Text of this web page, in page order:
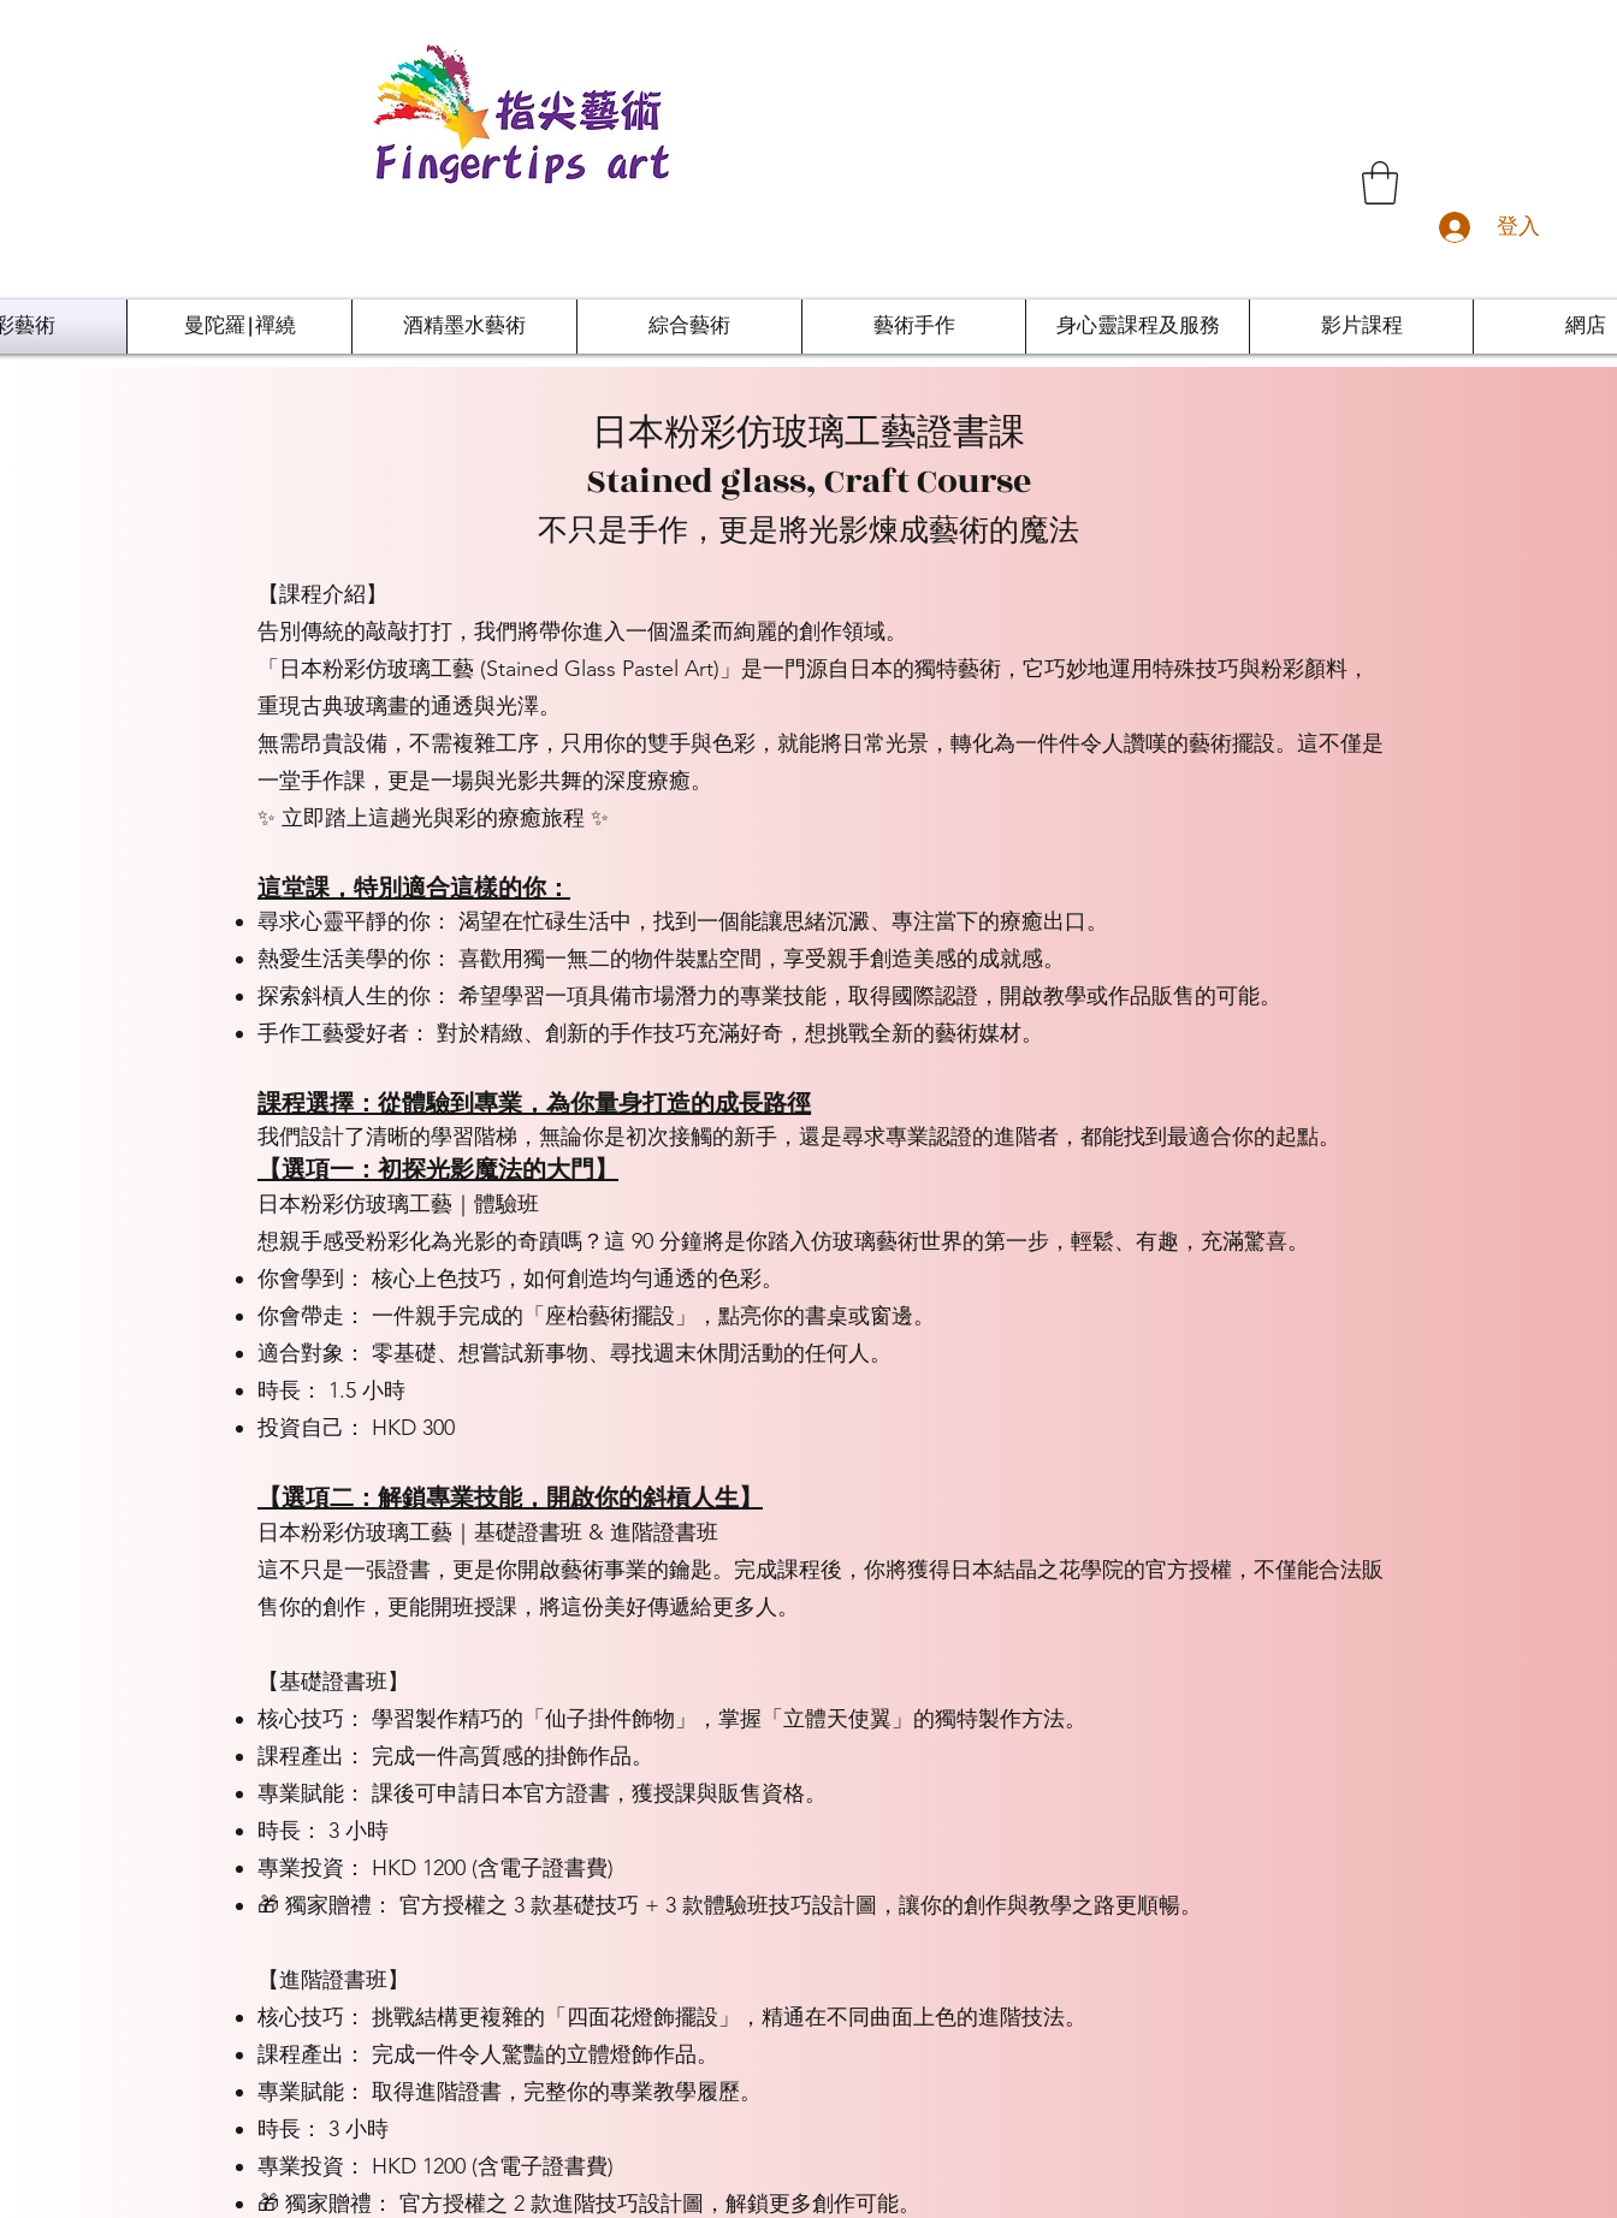
登入
藝術 曼陀羅|禪繞 酒精墨水藝術 綜合藝術 藝術手作 身心靈課程及服務 影片課程 網店
日本粉彩仿玻璃工藝證書課
Stained glass, Craft Course
不只是手作，更是將光影煉成藝術的魔法
【課程介紹】
告別傳統的敲敲打打，我們將帶你進入一個溫柔而絢麗的創作領域。
「日本粉彩仿玻璃工藝 (Stained Glass Pastel Art)」是一門源自日本的獨特藝術，它巧妙地運用特殊技巧與粉彩顏料，
重現古典玻璃畫的通透與光澤。
無需昂貴設備，不需複雜工序，只用你的雙手與色彩，就能將日常光景，轉化為一件件令人讚嘆的藝術擺設。這不僅是
一堂手作課，更是一場與光影共舞的深度療癒。
✨ 立即踏上這趟光與彩的療癒旅程 ✨
這堂課，特別適合這樣的你：
尋求心靈平靜的你： 渴望在忙碌生活中，找到一個能讓思緒沉澱、專注當下的療癒出口。
熱愛生活美學的你： 喜歡用獨一無二的物件裝點空間，享受親手創造美感的成就感。
探索斜槓人生的你： 希望學習一項具備市場潛力的專業技能，取得國際認證，開啟教學或作品販售的可能。
手作工藝愛好者： 對於精緻、創新的手作技巧充滿好奇，想挑戰全新的藝術媒材。
課程選擇：從體驗到專業，為你量身打造的成長路徑
我們設計了清晰的學習階梯，無論你是初次接觸的新手，還是尋求專業認證的進階者，都能找到最適合你的起點。
【選項一：初探光影魔法的大門】
日本粉彩仿玻璃工藝｜體驗班
想親手感受粉彩化為光影的奇蹟嗎？這 90 分鐘將是你踏入仿玻璃藝術世界的第一步，輕鬆、有趣，充滿驚喜。
你會學到： 核心上色技巧，如何創造均勻通透的色彩。
你會帶走： 一件親手完成的「座枱藝術擺設」，點亮你的書桌或窗邊。
適合對象： 零基礎、想嘗試新事物、尋找週末休閒活動的任何人。
時長： 1.5 小時
投資自己： HKD 300
【選項二：解鎖專業技能，開啟你的斜槓人生】
日本粉彩仿玻璃工藝｜基礎證書班 & 進階證書班
這不只是一張證書，更是你開啟藝術事業的鑰匙。完成課程後，你將獲得日本結晶之花學院的官方授權，不僅能合法販
售你的創作，更能開班授課，將這份美好傳遞給更多人。
【基礎證書班】
核心技巧： 學習製作精巧的「仙子掛件飾物」，掌握「立體天使翼」的獨特製作方法。
課程產出： 完成一件高質感的掛飾作品。
專業賦能： 課後可申請日本官方證書，獲授課與販售資格。
時長： 3 小時
專業投資： HKD 1200 (含電子證書費)
🎁 獨家贈禮： 官方授權之 3 款基礎技巧 + 3 款體驗班技巧設計圖，讓你的創作與教學之路更順暢。
【進階證書班】
核心技巧： 挑戰結構更複雜的「四面花燈飾擺設」，精通在不同曲面上色的進階技法。
課程產出： 完成一件令人驚豔的立體燈飾作品。
專業賦能： 取得進階證書，完整你的專業教學履歷。
時長： 3 小時
專業投資： HKD 1200 (含電子證書費)
🎁 獨家贈禮： 官方授權之 2 款進階技巧設計圖，解鎖更多創作可能。